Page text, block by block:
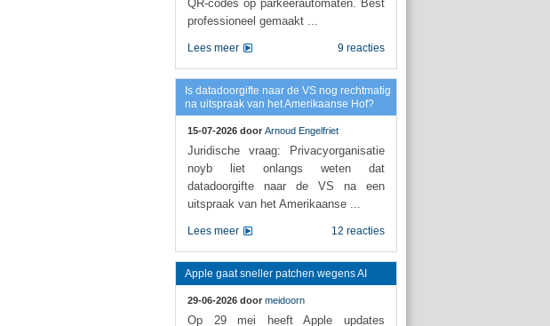
QR-codes op parkeerautomaten. Best
professioneel gemaakt ...
9 reacties
Lees meer
Is datadoorgifte naar de VS nog rechtmatig
na uitspraak van het Amerikaanse Hof?
15-07-2026 door Arnoud Engelfriet
Juridische vraag: Privacyorganisatie
noyb liet onlangs weten dat
datadoorgifte naar de VS na een
uitspraak van het Amerikaanse ...
12 reacties
Lees meer
Apple gaat sneller patchen wegens AI
29-06-2026 door meidoorn
Op 29 mei heeft Apple updates